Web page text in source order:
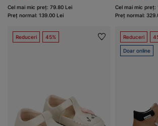
Cel mai mic preț: 79.80 Lei
Preț normal: 139.00 Lei
Cel mai mic preț:
Preț normal:
Reduceri 45% Reduceri
Doar online